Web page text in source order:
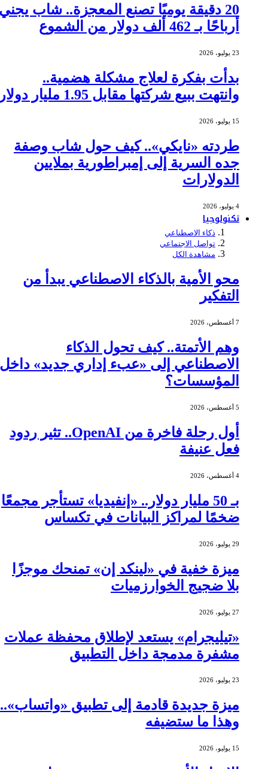
20 دقيقة يوميًا تصنع المعجزة.. شاب يجني
أرباحًا بـ 462 ألف دولار من الشموع
23 يوليو، 2026
بدأت بفكرة لعلاج مشكلة هضمية..
وانتهت ببيع شركتها مقابل 1.95 مليار دولار
15 يوليو، 2026
طردته «نايكي».. كيف حول شاب وصفة
جده السرية إلى إمبراطورية بملايين
الدولارات
4 يوليو، 2026
تكنولوجيا
ذكاء الاصطناعي
تواصل الاجتماعي
مشاهدة الكل
محو الأمية بالذكاء الاصطناعي يبدأ من
التفكير
7 أغسطس، 2026
وهم الأتمتة.. كيف تحول الذكاء
الاصطناعي إلى «عبء إداري جديد» داخل
المؤسسات؟
5 أغسطس، 2026
أول رحلة فاخرة من OpenAI.. تثير ردود
فعل عنيفة
4 أغسطس، 2026
بـ 50 مليار دولار.. «إنفيديا» تستأجر مجمعًا
ضخمًا لمراكز البيانات في تكساس
29 يوليو، 2026
ميزة خفية في «لينكد إن» تمنحك موجزًا
بلا ضجيج الخوارزميات
27 يوليو، 2026
«تيليجرام» يستعد لإطلاق محفظة عملات
مشفرة مدمجة داخل التطبيق
23 يوليو، 2026
ميزة جديدة قادمة إلى تطبيق «واتساب»..
وهذا ما ستضيفه
15 يوليو، 2026